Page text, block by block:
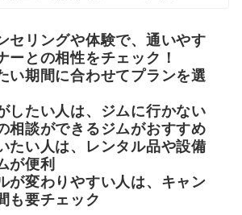
セリングや体験で、通いやす
ーとの相性をチェック！
い期間に合わせてプランを選
したい人は、ジムに行かない
相談ができるジムがおすすめ
たい人は、レンタル品や設備
が便利
が変わりやすい人は、キャン
も要チェック